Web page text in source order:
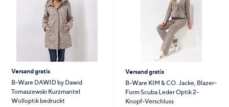
Versand gratis
B-Ware DAWID by Dawid
Tomaszewski Kurzmantel
Wolloptik bedruckt
Versand gratis
B-Ware KIM & CO. Jacke, Blazer-
Form Scuba Leder Optik 2-
Knopf-Verschluss